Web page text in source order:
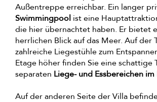
Außentreppe erreichbar. Ein langer
Swimmingpool ist eine
die hier übernachtet haben. Er bietet
herrlichen Blick auf das Meer. Auf der
zahlreiche Liegestühle zum
Etage höher finden Sie eine schattige
separaten Liege- und Essbereichen im
Auf der anderen Seite der Villa